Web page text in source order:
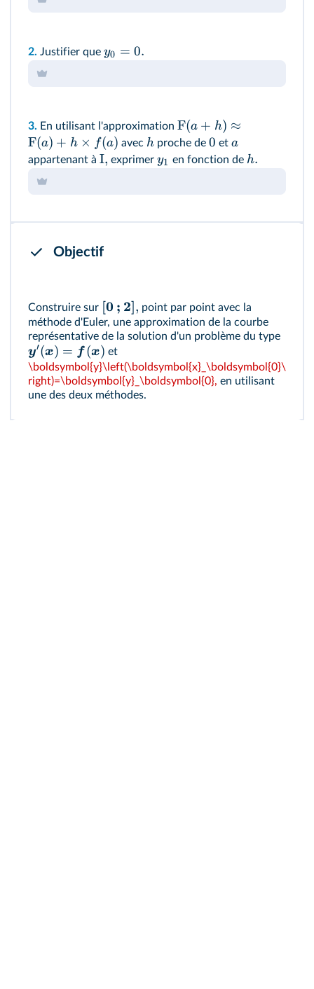
2. Justifier que y0 = 0.
3. En utilisant l'approximation F(a + h) ≈
F(a) + h × f(a) avec h proche de0 eta
appartenant à I, exprimer y1 en fonction de h.
Objectif
Construire sur [0 ; 2], point par point avec la
méthode d'Euler, une approximation de la courbe
représentative de la solution d'un problème du type
y′(x) = f(x) et
\boldsymbol{y}\left(\boldsymbol{x}_\boldsymbol{0}\
right)=\boldsymbol{y}_\boldsymbol{0}, en utilisant
une des deux méthodes.